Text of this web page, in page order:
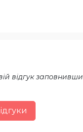
відгук заповнивши